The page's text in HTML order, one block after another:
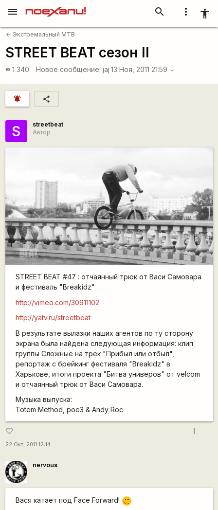
more_vert accessibility_new
search
menu
arrow_back Экстремальный MTB
STREET BEAT сезон II
visibility 1 340 Новое сообщение: jaj 13 Ноя, 2011 21:59 arrow_downward
notifications_active share
S
streetbeat
Автор
STREET BEAT #47 : отчаянный трюк от Васи Самовара
и фестиваль "Breakidz"
http://vimeo.com/30911102
http://yatv.ru/streetbeat
В результате вылазки наших агентов по ту сторону
экрана была найдена следующая информация: клип
группы Сложные на трек "Прибыл или отбыл",
репортаж с брейкинг фестиваля "Breakidz" в
Харькове, итоги проекта "Битва универов" от velcom
и отчаянный трюк от Васи Самовара.
Музыка выпуска:
Totem Method, poe3 & Andy Roc
favorite_border
22 Окт, 2011 12:14
more_vert
nervous
Вася катает под Face Forward! ,-)